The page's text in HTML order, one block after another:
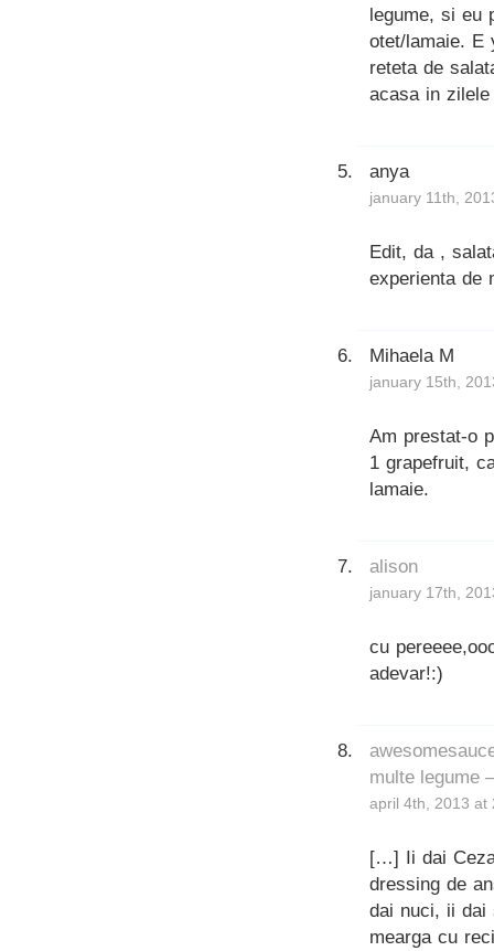
legume, si eu
otet/lamaie. E
reteta de
acasa in
anya
january 11th,
Edit, da ,
experienta de
Mihaela M
january 15th,
Am prestat-o
1 grapefruit,
lamaie.
alison
january 17th,
cu
adevar!:)
multe legume
april 4th, 2013 at
[…] Ii dai
dressing de
dai nuci, ii dai
mearga cu